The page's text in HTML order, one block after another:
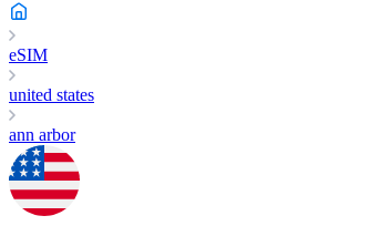
eSIM
united states
ann arbor